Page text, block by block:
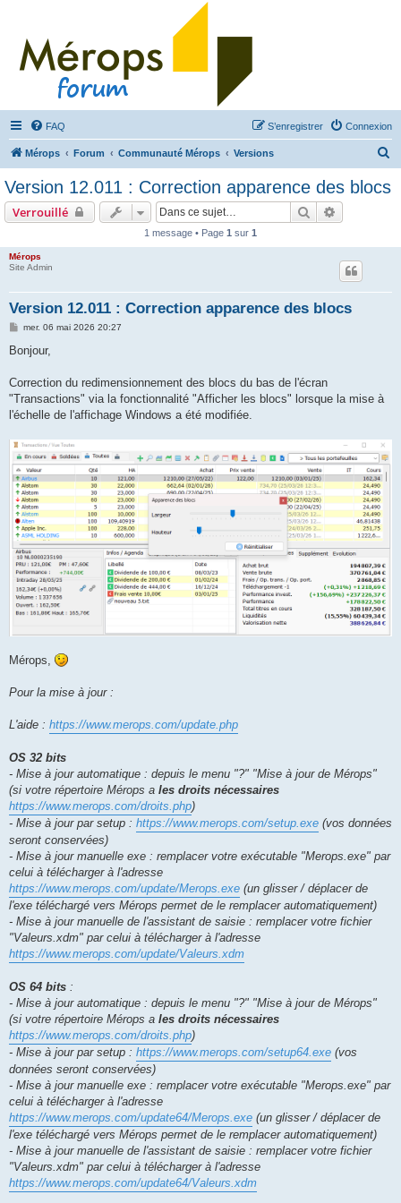
FAQ Connexion
S’enregistrer
Mérops Forum Communauté Mérops Versions
Version 12.011 : Correction apparence des blocs
Verrouillé Rechercher
1 message • Page 1 sur 1
Mérops
Site Admin
Version 12.011 : Correction apparence des blocs
M
s
g
mer. 06 mai 2026 20:27
Bonjour,
Correction du redimensionnement des blocs du bas de l'écran
"Transactions" via la fonctionnalité "Afficher les blocs" lorsque la mise à
l'échelle de l'affichage Windows a été modifiée.
Mérops,
Pour la mise à jour :
L'aide : https://www.merops.com/update.php
OS 32 bits
- Mise à jour automatique : depuis le menu "?" "Mise à jour de Mérops"
(si votre répertoire Mérops a les droits nécessaires
https://www.merops.com/droits.php)
- Mise à jour par setup : https://www.merops.com/setup.exe (vos données
seront conservées)
- Mise à jour manuelle exe : remplacer votre exécutable "Merops.exe" par
celui à télécharger à l'adresse
https://www.merops.com/update/Merops.exe (un glisser / déplacer de
l'exe téléchargé vers Mérops permet de le remplacer automatiquement)
- Mise à jour manuelle de l'assistant de saisie : remplacer votre fichier
"Valeurs.xdm" par celui à télécharger à l'adresse
https://www.merops.com/update/Valeurs.xdm
OS 64 bits :
- Mise à jour automatique : depuis le menu "?" "Mise à jour de Mérops"
(si votre répertoire Mérops a les droits nécessaires
https://www.merops.com/droits.php)
- Mise à jour par setup : https://www.merops.com/setup64.exe (vos
données seront conservées)
- Mise à jour manuelle exe : remplacer votre exécutable "Merops.exe" par
celui à télécharger à l'adresse
https://www.merops.com/update64/Merops.exe (un glisser / déplacer de
l'exe téléchargé vers Mérops permet de le remplacer automatiquement)
- Mise à jour manuelle de l'assistant de saisie : remplacer votre fichier
"Valeurs.xdm" par celui à télécharger à l'adresse
https://www.merops.com/update64/Valeurs.xdm